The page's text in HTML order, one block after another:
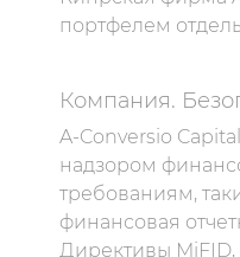
портфелем
Компания.
A-Conversio
надзором
требованиям,
финансовая
Директивы MiFID,